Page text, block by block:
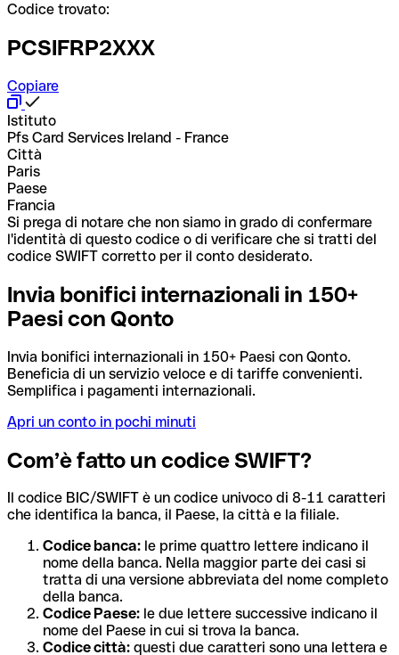
Codice trovato:
PCSIFRP2XXX
Copiare
Istituto
Pfs Card Services Ireland - France
Città
Paris
Paese
Francia
Si prega di notare che non siamo in grado di confermare
l'identità di questo codice o di verificare che si tratti del
codice SWIFT corretto per il conto desiderato.
Invia bonifici internazionali in 150+
Paesi con Qonto
Invia bonifici internazionali in 150+ Paesi con Qonto.
Beneficia di un servizio veloce e di tariffe convenienti.
Semplifica i pagamenti internazionali.
Apri un conto in pochi minuti
Com’è fatto un codice SWIFT?
Il codice BIC/SWIFT è un codice univoco di 8-11 caratteri
che identifica la banca, il Paese, la città e la filiale.
Codice banca: le prime quattro lettere indicano il
nome della banca. Nella maggior parte dei casi si
tratta di una versione abbreviata del nome completo
della banca.
Codice Paese: le due lettere successive indicano il
nome del Paese in cui si trova la banca.
Codice città: questi due caratteri sono una lettera e